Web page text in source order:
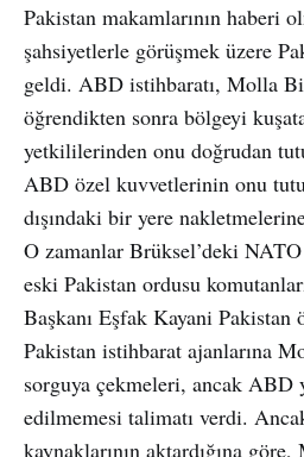
Pakistan makamlarının haberi
şahsiyetlerle görüşmek üzere
geldi. ABD istihbaratı, Molla
öğrendikten sonra bölgeyi
yetkililerinden onu doğrudan
ABD özel kuvvetlerinin onu
dışındaki bir yere
O zamanlar Brüksel’deki
eski Pakistan ordusu
Başkanı Eşfak Kayani Pakistan
Pakistan istihbarat ajanlarına
sorguya çekmeleri, ancak
edilmemesi talimatı verdi.
kaynaklarının aktardığına